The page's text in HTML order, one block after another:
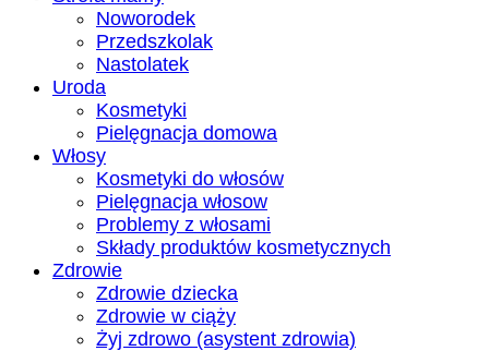
Noworodek
Przedszkolak
Nastolatek
Uroda
Kosmetyki
Pielęgnacja domowa
Włosy
Kosmetyki do włosów
Pielęgnacja włosow
Problemy z włosami
Składy produktów kosmetycznych
Zdrowie
Zdrowie dziecka
Zdrowie w ciąży
Żyj zdrowo (asystent zdrowia)